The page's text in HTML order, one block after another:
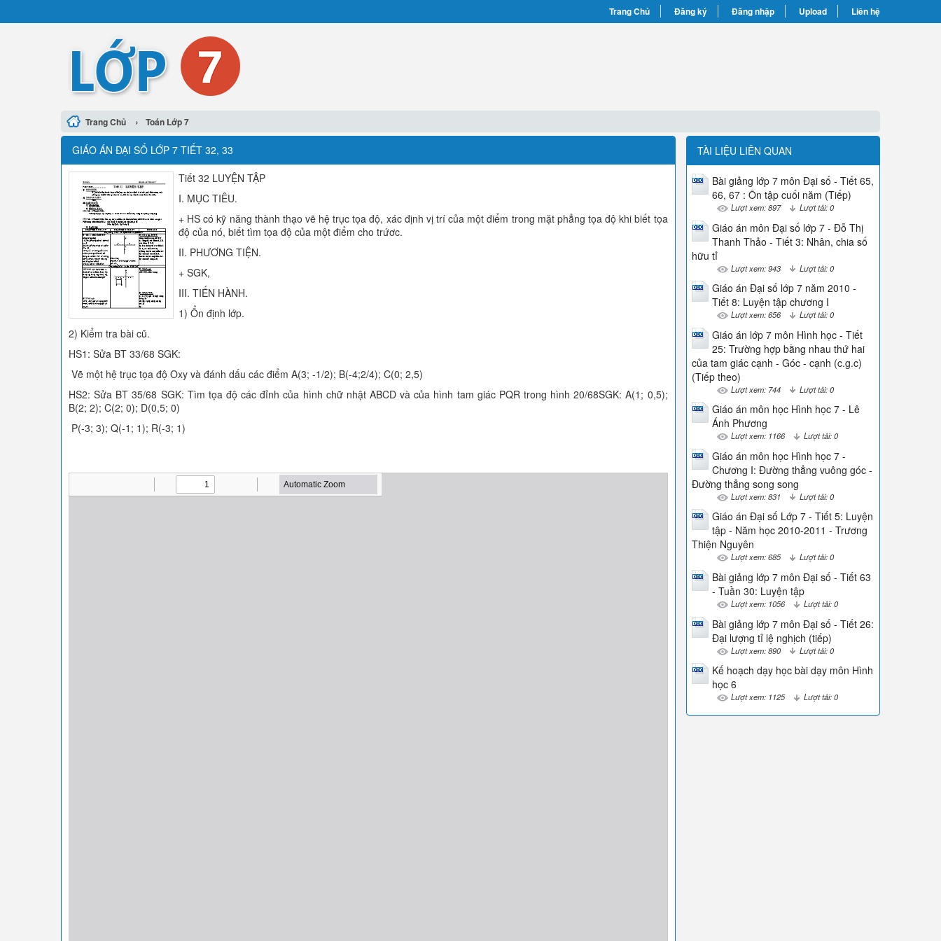
Trang Chủ Đăng ký Đăng nhập Upload Liên hệ
Trang Chủ › Toán Lớp 7
GIÁO ÁN ĐẠI SỐ LỚP 7 TIẾT 32, 33
Tiết 32 LUYỆN TẬP
I. MỤC TIÊU.
+ HS có kỹ năng thành thạo vẽ hệ trục tọa độ, xác định vị trí của một điểm trong mặt phẳng tọa độ khi biết tọa
độ của nó, biết tìm tọa độ của một điểm cho trứơc.
II. PHƯƠNG TIỆN.
+ SGK,
III. TIẾN HÀNH.
1) Ổn định lớp.
2) Kiểm tra bài cũ.
HS1: Sửa BT 33/68 SGK:
Vẽ một hệ trục tọa độ Oxy và đánh dấu các điểm A(3; -1/2); B(-4;2/4); C(0; 2,5)
HS2: Sửa BT 35/68 SGK: Tìm tọa độ các đỉnh của hình chữ nhật ABCD và của hình tam giác PQR trong hình 20/68SGK: A(1; 0,5);
B(2; 2); C(2; 0); D(0,5; 0)
P(-3; 3); Q(-1; 1); R(-3; 1)
TÀI LIỆU LIÊN QUAN
Bài giảng lớp 7 môn Đại số - Tiết 65,
66, 67 : Ôn tập cuối năm (Tiếp)
Lượt xem: 897 Lượt tải: 0
Giáo án môn Đại số lớp 7 - Đỗ Thị
Thanh Thảo - Tiết 3: Nhân, chia số
hữu tỉ
Lượt xem: 943 Lượt tải: 0
Giáo án Đại số lớp 7 năm 2010 -
Tiết 8: Luyện tập chương I
Lượt xem: 656 Lượt tải: 0
Giáo án lớp 7 môn Hình học - Tiết
25: Trường hợp bằng nhau thứ hai
của tam giác cạnh - Góc - cạnh (c.g.c)
(Tiếp theo)
Lượt xem: 744 Lượt tải: 0
Giáo án môn học Hình học 7 - Lê
Ánh Phương
Lượt xem: 1166 Lượt tải: 0
Giáo án môn học Hình học 7 -
Chương I: Đường thẳng vuông góc -
Đường thẳng song song
Lượt xem: 831 Lượt tải: 0
Giáo án Đại số Lớp 7 - Tiết 5: Luyện
tập - Năm học 2010-2011 - Trương
Thiện Nguyên
Lượt xem: 685 Lượt tải: 0
Bài giảng lớp 7 môn Đại số - Tiết 63
- Tuần 30: Luyện tập
Lượt xem: 1056 Lượt tải: 0
Bài giảng lớp 7 môn Đại số - Tiết 26:
Đại lượng tỉ lệ nghịch (tiếp)
Lượt xem: 890 Lượt tải: 0
Kế hoạch dạy học bài dạy môn Hình
học 6
Lượt xem: 1125 Lượt tải: 0